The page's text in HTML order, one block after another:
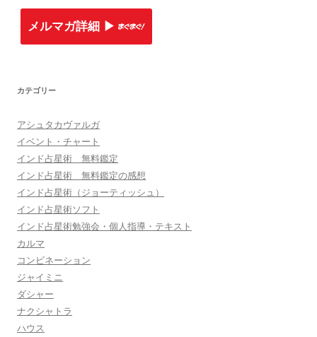
メルマガ詳細 ▶︎
カテゴリー
アシュタカヴァルガ
イベント・チャート
インド占星術 無料鑑定
インド占星術 無料鑑定の感想
インド占星術（ジョーティッシュ）
インド占星術ソフト
インド占星術勉強会・個人指導・テキスト
カルマ
コンビネーション
ジャイミニ
ダシャー
ナクシャトラ
ハウス